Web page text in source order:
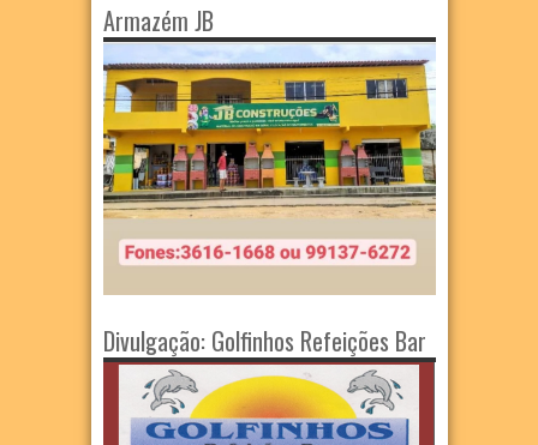
Armazém JB
Divulgação: Golfinhos Refeições Bar